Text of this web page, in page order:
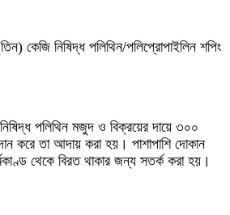
কেজি নিষিদ্ধ পলিথিন/পলিপ্রোপাইলিন শপিং
পলিথিন মজুদ ও বিক্রয়ের দায়ে ৩০০
করে তা আদায় করা হয়। পাশাপাশি দোকান
থেকে বিরত থাকার জন্য সতর্ক করা হয়।